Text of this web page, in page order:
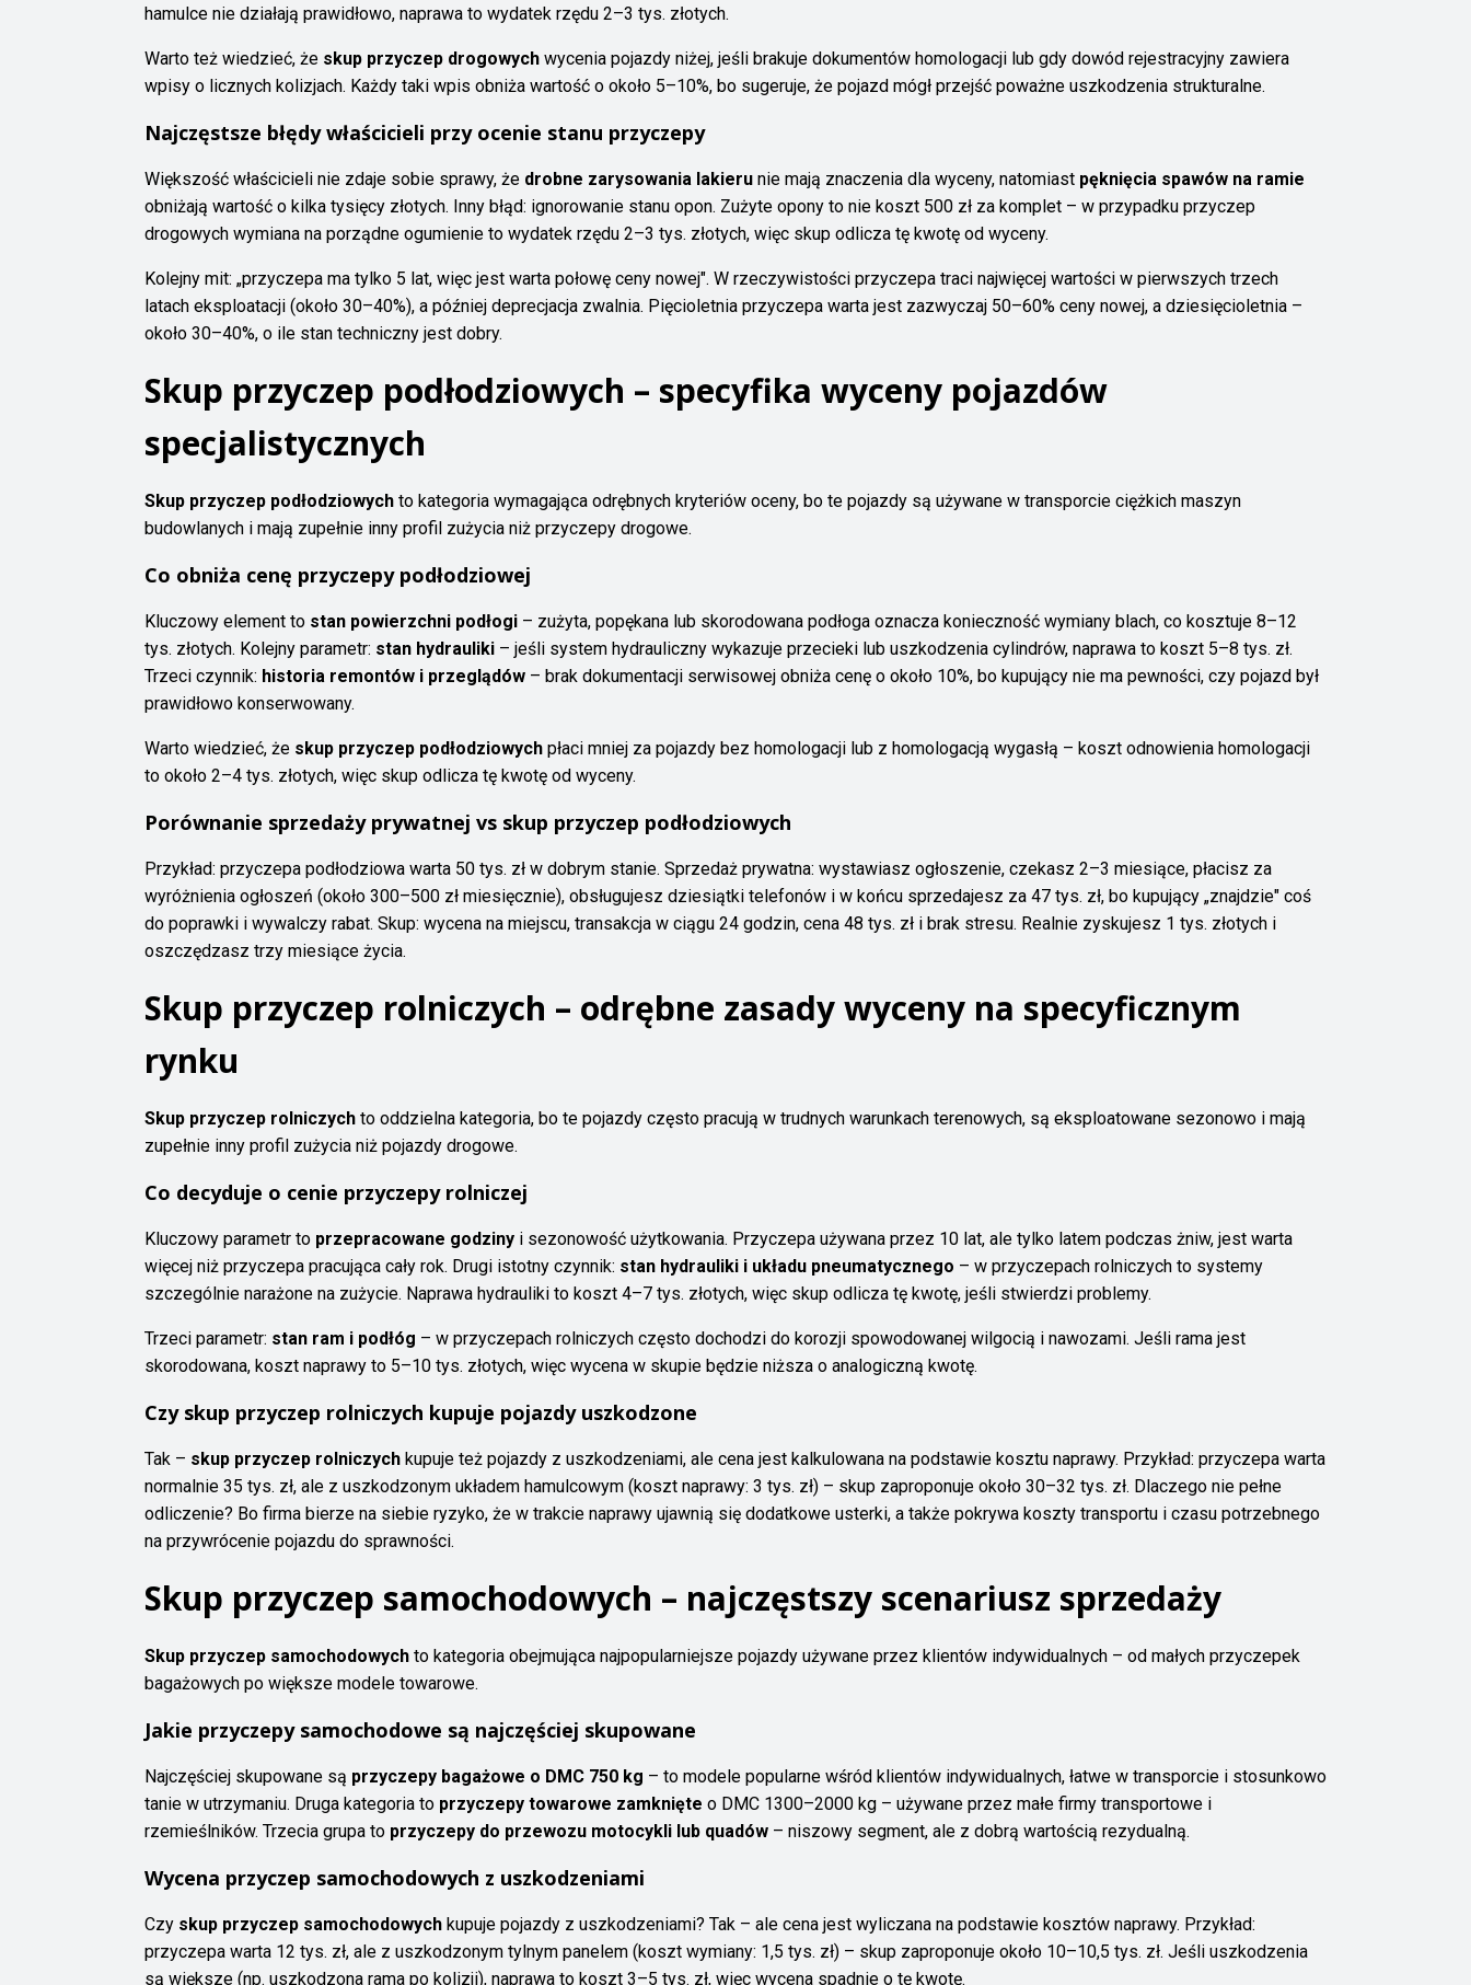
hamulce nie działają prawidłowo, naprawa to wydatek rzędu 2–3 tys. złotych.
Warto też wiedzieć, że skup przyczep drogowych wycenia pojazdy niżej, jeśli brakuje dokumentów homologacji lub gdy dowód rejestracyjny zawiera
wpisy o licznych kolizjach. Każdy taki wpis obniża wartość o około 5–10%, bo sugeruje, że pojazd mógł przejść poważne uszkodzenia strukturalne.
Najczęstsze błędy właścicieli przy ocenie stanu przyczepy
Większość właścicieli nie zdaje sobie sprawy, że drobne zarysowania lakieru nie mają znaczenia dla wyceny, natomiast pęknięcia spawów na ramie
obniżają wartość o kilka tysięcy złotych. Inny błąd: ignorowanie stanu opon. Zużyte opony to nie koszt 500 zł za komplet – w przypadku przyczep
drogowych wymiana na porządne ogumienie to wydatek rzędu 2–3 tys. złotych, więc skup odlicza tę kwotę od wyceny.
Kolejny mit: „przyczepa ma tylko 5 lat, więc jest warta połowę ceny nowej". W rzeczywistości przyczepa traci najwięcej wartości w pierwszych trzech
latach eksploatacji (około 30–40%), a później deprecjacja zwalnia. Pięcioletnia przyczepa warta jest zazwyczaj 50–60% ceny nowej, a dziesięcioletnia –
około 30–40%, o ile stan techniczny jest dobry.
Skup przyczep podłodziowych – specyfika wyceny pojazdów
specjalistycznych
Skup przyczep podłodziowych to kategoria wymagająca odrębnych kryteriów oceny, bo te pojazdy są używane w transporcie ciężkich maszyn
budowlanych i mają zupełnie inny profil zużycia niż przyczepy drogowe.
Co obniża cenę przyczepy podłodziowej
Kluczowy element to stan powierzchni podłogi – zużyta, popękana lub skorodowana podłoga oznacza konieczność wymiany blach, co kosztuje 8–12
tys. złotych. Kolejny parametr: stan hydrauliki – jeśli system hydrauliczny wykazuje przecieki lub uszkodzenia cylindrów, naprawa to koszt 5–8 tys. zł.
Trzeci czynnik: historia remontów i przeglądów – brak dokumentacji serwisowej obniża cenę o około 10%, bo kupujący nie ma pewności, czy pojazd był
prawidłowo konserwowany.
Warto wiedzieć, że skup przyczep podłodziowych płaci mniej za pojazdy bez homologacji lub z homologacją wygasłą – koszt odnowienia homologacji
to około 2–4 tys. złotych, więc skup odlicza tę kwotę od wyceny.
Porównanie sprzedaży prywatnej vs skup przyczep podłodziowych
Przykład: przyczepa podłodziowa warta 50 tys. zł w dobrym stanie. Sprzedaż prywatna: wystawiasz ogłoszenie, czekasz 2–3 miesiące, płacisz za
wyróżnienia ogłoszeń (około 300–500 zł miesięcznie), obsługujesz dziesiątki telefonów i w końcu sprzedajesz za 47 tys. zł, bo kupujący „znajdzie" coś
do poprawki i wywalczy rabat. Skup: wycena na miejscu, transakcja w ciągu 24 godzin, cena 48 tys. zł i brak stresu. Realnie zyskujesz 1 tys. złotych i
oszczędzasz trzy miesiące życia.
Skup przyczep rolniczych – odrębne zasady wyceny na specyficznym
rynku
Skup przyczep rolniczych to oddzielna kategoria, bo te pojazdy często pracują w trudnych warunkach terenowych, są eksploatowane sezonowo i mają
zupełnie inny profil zużycia niż pojazdy drogowe.
Co decyduje o cenie przyczepy rolniczej
Kluczowy parametr to przepracowane godziny i sezonowość użytkowania. Przyczepa używana przez 10 lat, ale tylko latem podczas żniw, jest warta
więcej niż przyczepa pracująca cały rok. Drugi istotny czynnik: stan hydrauliki i układu pneumatycznego – w przyczepach rolniczych to systemy
szczególnie narażone na zużycie. Naprawa hydrauliki to koszt 4–7 tys. złotych, więc skup odlicza tę kwotę, jeśli stwierdzi problemy.
Trzeci parametr: stan ram i podłóg – w przyczepach rolniczych często dochodzi do korozji spowodowanej wilgocią i nawozami. Jeśli rama jest
skorodowana, koszt naprawy to 5–10 tys. złotych, więc wycena w skupie będzie niższa o analogiczną kwotę.
Czy skup przyczep rolniczych kupuje pojazdy uszkodzone
Tak – skup przyczep rolniczych kupuje też pojazdy z uszkodzeniami, ale cena jest kalkulowana na podstawie kosztu naprawy. Przykład: przyczepa warta
normalnie 35 tys. zł, ale z uszkodzonym układem hamulcowym (koszt naprawy: 3 tys. zł) – skup zaproponuje około 30–32 tys. zł. Dlaczego nie pełne
odliczenie? Bo firma bierze na siebie ryzyko, że w trakcie naprawy ujawnią się dodatkowe usterki, a także pokrywa koszty transportu i czasu potrzebnego
na przywrócenie pojazdu do sprawności.
Skup przyczep samochodowych – najczęstszy scenariusz sprzedaży
Skup przyczep samochodowych to kategoria obejmująca najpopularniejsze pojazdy używane przez klientów indywidualnych – od małych przyczepek
bagażowych po większe modele towarowe.
Jakie przyczepy samochodowe są najczęściej skupowane
Najczęściej skupowane są przyczepy bagażowe o DMC 750 kg – to modele popularne wśród klientów indywidualnych, łatwe w transporcie i stosunkowo
tanie w utrzymaniu. Druga kategoria to przyczepy towarowe zamknięte o DMC 1300–2000 kg – używane przez małe firmy transportowe i
rzemieślników. Trzecia grupa to przyczepy do przewozu motocykli lub quadów – niszowy segment, ale z dobrą wartością rezydualną.
Wycena przyczep samochodowych z uszkodzeniami
Czy skup przyczep samochodowych kupuje pojazdy z uszkodzeniami? Tak – ale cena jest wyliczana na podstawie kosztów naprawy. Przykład:
przyczepa warta 12 tys. zł, ale z uszkodzonym tylnym panelem (koszt wymiany: 1,5 tys. zł) – skup zaproponuje około 10–10,5 tys. zł. Jeśli uszkodzenia
są większe (np. uszkodzona rama po kolizji), naprawa to koszt 3–5 tys. zł, więc wycena spadnie o tę kwotę.